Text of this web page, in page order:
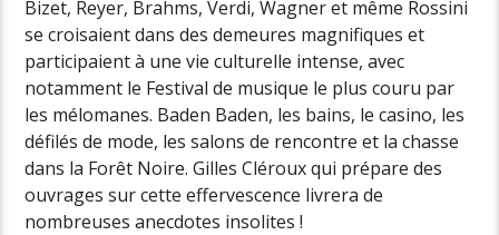
Bizet, Reyer, Brahms, Verdi, Wagner et même Rossini
se croisaient dans des demeures magnifiques et
participaient à une vie culturelle intense, avec
notamment le Festival de musique le plus couru par
les mélomanes. Baden Baden, les bains, le casino, les
défilés de mode, les salons de rencontre et la chasse
dans la Forêt Noire. Gilles Cléroux qui prépare des
ouvrages sur cette effervescence livrera de
nombreuses anecdotes insolites !